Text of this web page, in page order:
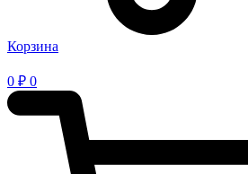
Корзина
0 ₽ 0